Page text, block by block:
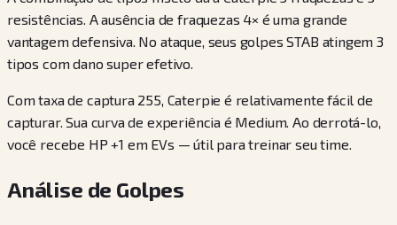
resistências. A ausência de fraquezas 4× é uma grande
vantagem defensiva. No ataque, seus golpes STAB atingem 3
tipos com dano super efetivo.
Com taxa de captura 255, Caterpie é relativamente fácil de
capturar. Sua curva de experiência é Medium. Ao derrotá-lo,
você recebe HP +1 em EVs — útil para treinar seu time.
Análise de Golpes